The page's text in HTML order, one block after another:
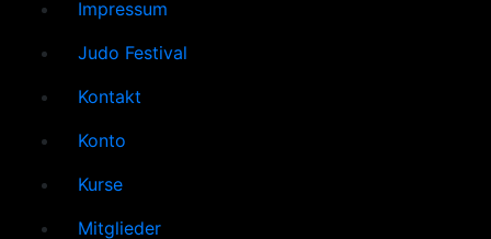
Impressum
Judo Festival
Kontakt
Konto
Kurse
Mitglieder